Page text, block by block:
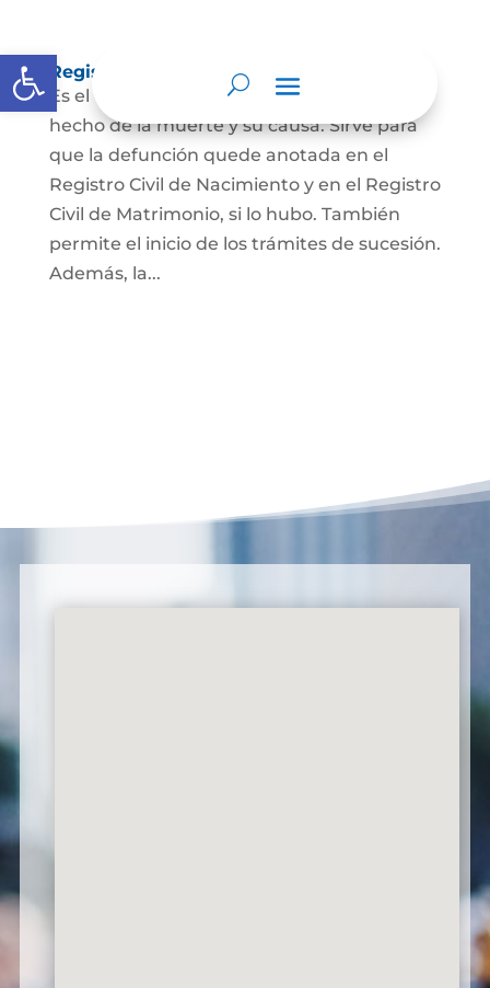
Abrir barra de herramientas
Registro Civil de Defunción
Es el documento público que prueba el
hecho de la muerte y su causa. Sirve para
que la defunción quede anotada en el
Registro Civil de Nacimiento y en el Registro
Civil de Matrimonio, si lo hubo. También
permite el inicio de los trámites de sucesión.
Además, la...